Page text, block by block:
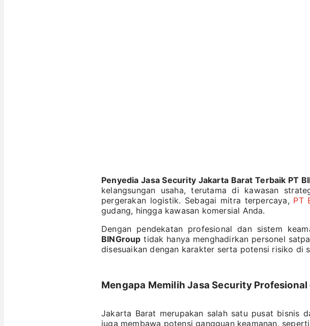
Penyedia Jasa Security Jakarta Barat Terbaik PT
kelangsungan usaha, terutama di kawasan
pergerakan logistik. Sebagai mitra terpercaya, PT
gudang, hingga kawasan komersial Anda.
Dengan pendekatan profesional dan sistem
BINGroup tidak hanya menghadirkan personel
disesuaikan dengan karakter serta potensi risiko di
Mengapa Memilih Jasa Security Profesional
Jakarta Barat merupakan salah satu pusat bisnis
juga membawa potensi gangguan keamanan,